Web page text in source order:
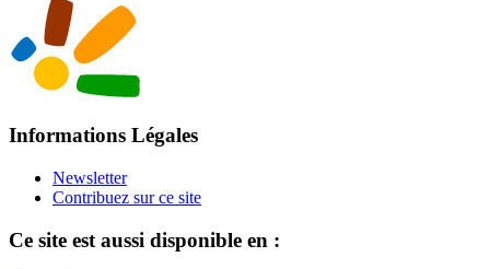
Informations Légales
Newsletter
Contribuez sur ce site
Ce site est aussi disponible en :